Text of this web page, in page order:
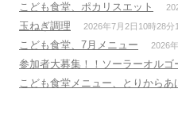
こども食堂、ポカリスエット
玉ねぎ調理 2026年7月2日10時28分
こども食堂、7月メニュー 2026
参加者大募集！！ソーラーオルゴ
こども食堂メニュー、とりからあ